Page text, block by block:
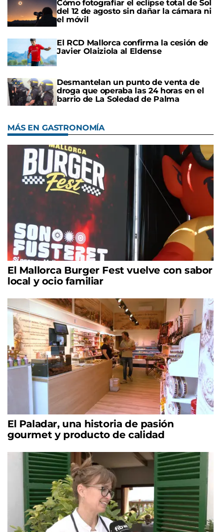
Cómo fotografiar el eclipse total de Sol
del 12 de agosto sin dañar la cámara ni
el móvil
El RCD Mallorca confirma la cesión de
Javier Olaiziola al Eldense
Desmantelan un punto de venta de
droga que operaba las 24 horas en el
barrio de La Soledad de Palma
MÁS EN GASTRONOMÍA
El Mallorca Burger Fest vuelve con sabor
local y ocio familiar
El Paladar, una historia de pasión
gourmet y producto de calidad